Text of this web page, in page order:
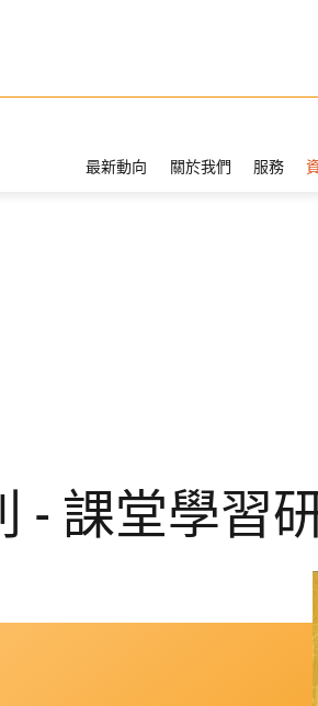
最新動向 關於我們 服務
課堂學習